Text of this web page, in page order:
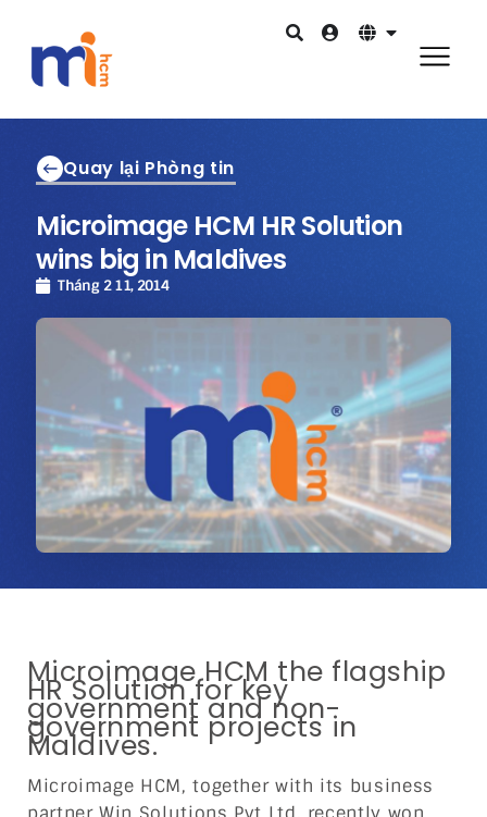
Quay lại Phòng tin
Microimage HCM HR Solution
wins big in Maldives
Tháng 2 11, 2014
Microimage HCM the flagship
HR Solution for key
government and non-
government projects in
Maldives.
Microimage HCM, together with its business